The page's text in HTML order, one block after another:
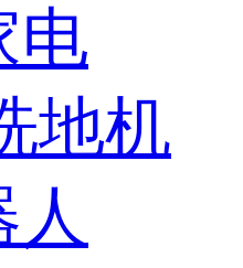
电
地机